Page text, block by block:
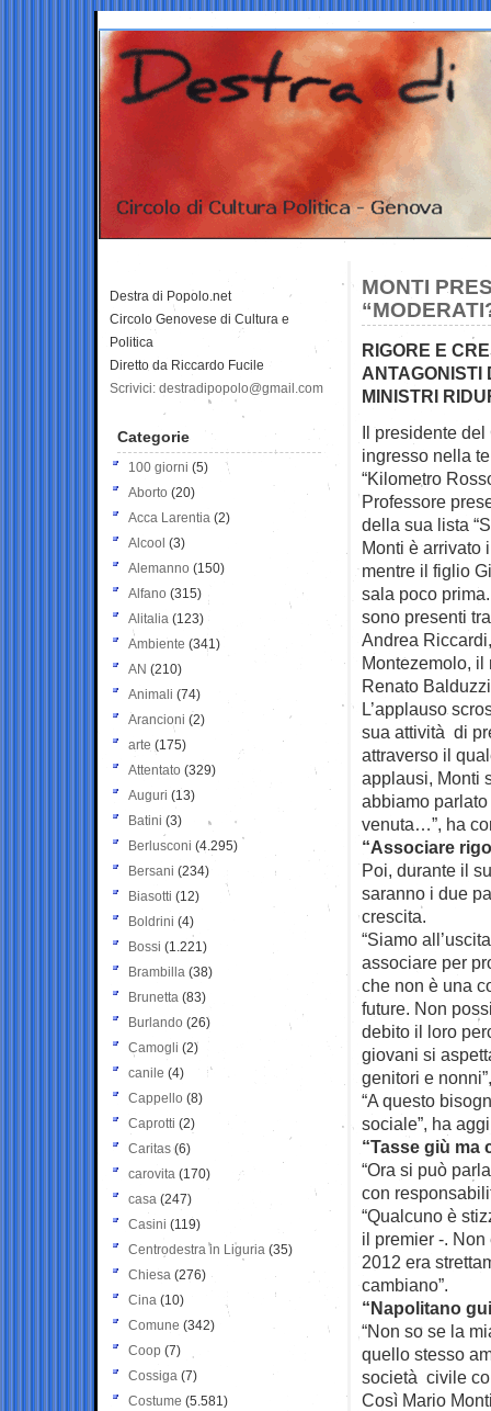
MONTI
RIGORE E
ANTAGONISTI
MINISTRI
Il presidente
ingresso nella
“Kilometro
Professore
della sua lista
Monti è arrivato
mentre il figlio
sala poco
sono presenti
Andrea
Montezemolo,
Renato
L’applauso
sua attività di
attraverso il
applausi, Monti
abbiamo
venuta…”, ha
“Associare
Poi, durante il
saranno i due
crescita.
“Siamo
associare per
che non è una
future. Non
debito il loro
giovani si
genitori e
“A questo
sociale”, ha
“Tasse giù ma
“Ora si può
con
“Qualcuno è
il premier -.
2012 era
cambiano”.
“Napolitano
“Non so se la
quello stesso
società civile
Così Mario
Destra di Popolo.net
Circolo Genovese di Cultura e
Politica
Diretto da Riccardo Fucile
Scrivici: destradipopolo@gmail.com
Categorie
100 giorni (5)
Aborto (20)
Acca Larentia (2)
Alcool (3)
Alemanno (150)
Alfano (315)
Alitalia (123)
Ambiente (341)
AN (210)
Animali (74)
Arancioni (2)
arte (175)
Attentato (329)
Auguri (13)
Batini (3)
Berlusconi (4.295)
Bersani (234)
Biasotti (12)
Boldrini (4)
Bossi (1.221)
Brambilla (38)
Brunetta (83)
Burlando (26)
Camogli (2)
canile (4)
Cappello (8)
Caprotti (2)
Caritas (6)
carovita (170)
casa (247)
Casini (119)
Centrodestra in Liguria (35)
Chiesa (276)
Cina (10)
Comune (342)
Coop (7)
Cossiga (7)
Costume (5.581)